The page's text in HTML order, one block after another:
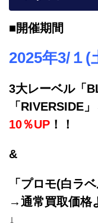
■開催期間
2025年3/１(
3大レーベル「
「RIVERSIDE
10％UP ！！
&
「プロモ(白ラ
→通常買取価格
↓